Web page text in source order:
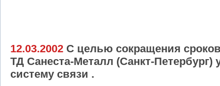
12.03.2002 С целью сокращения
ТД Санеста-Металл (Санкт-
систему связи .